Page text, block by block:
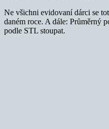
Ne všichni evidovaní dárci se
daném roce. A dále: Průměrný
podle STL stoupat.